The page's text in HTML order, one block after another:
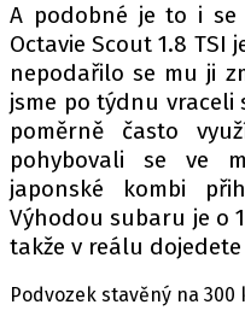
A podobné je to i se
Octavie Scout 1.8
nepodařilo se mu ji
jsme po týdnu vraceli
poměrně často
pohybovali se ve
japonské kombi
Výhodou subaru je o
takže v reálu
Podvozek stavěný na 300